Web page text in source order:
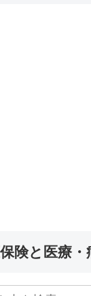
険と医療・